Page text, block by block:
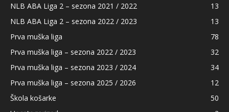
NLB ABA Liga 2 – sezona 2021 / 2022
13
NLB ABA Liga 2 – sezona 2022 / 2023
13
Prva muška liga
78
Prva muška liga – sezona 2022 / 2023
32
Prva muška liga – sezona 2023 / 2024
34
Prva muška liga – sezona 2025 / 2026
12
Škola košarke
50